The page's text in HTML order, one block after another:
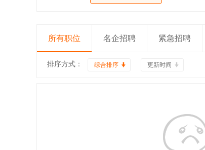
所有职位 名企招聘 紧急招聘
排序方式： 综合排序 更新时间